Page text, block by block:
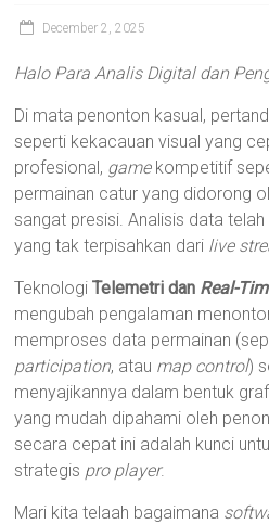
December 2, 2025
Halo Para Analis Digital dan
Di mata penonton kasual,
seperti kekacauan visual yang
profesional, gamekompetitif
permainan catur yang didorong
sangat presisi. Analisis data
yang tak terpisahkan dari live
TeknologiTelemetri dan Real-
mengubah pengalaman
memproses data permainan
participation, atau map control)
menyajikannya dalam bentuk
yang mudah dipahami oleh
secara cepat ini adalah kunci
strategis pro player.
Mari kita telaah bagaimana